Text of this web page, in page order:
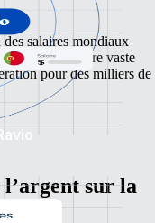
salaires mondiaux
et de notre vaste
pour des milliers de
l’argent sur la